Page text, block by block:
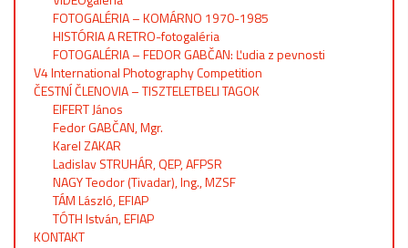
FOTOGALÉRIA – KOMÁRNO 1970-1985
HISTÓRIA A RETRO-fotogaléria
FOTOGALÉRIA – FEDOR GABČAN: Ľudia z pevnosti
V4 International Photography Competition
ČESTNÍ ČLENOVIA – TISZTELETBELI TAGOK
EIFERT János
Fedor GABČAN, Mgr.
Karel ZAKAR
Ladislav STRUHÁR, QEP, AFPSR
NAGY Teodor (Tivadar), Ing., MZSF
TÁM László, EFIAP
TÓTH István, EFIAP
KONTAKT